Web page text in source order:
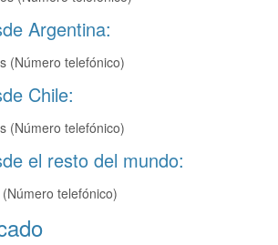
Argentina:
(Número telefónico)
Chile:
(Número telefónico)
el resto del mundo:
telefónico)